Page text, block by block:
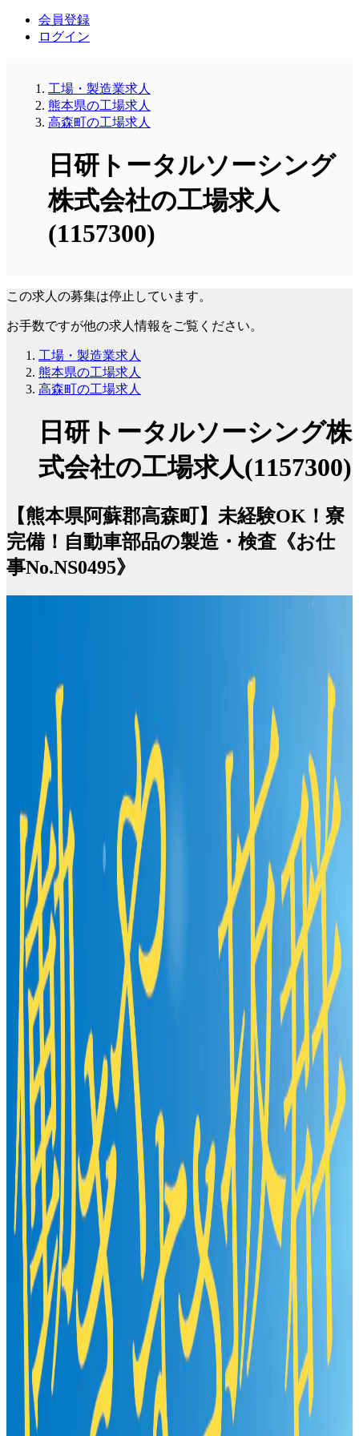
会員登録
ログイン
工場・製造業求人
熊本県の工場求人
高森町の工場求人
日研トータルソーシング
株式会社の工場求人
(1157300)
この求人の募集は停止しています。
お手数ですが他の求人情報をご覧ください。
工場・製造業求人
熊本県の工場求人
高森町の工場求人
日研トータルソーシング株
式会社の工場求人(1157300)
【熊本県阿蘇郡高森町】未経験OK！寮
完備！自動車部品の製造・検査《お仕
事No.NS0495》